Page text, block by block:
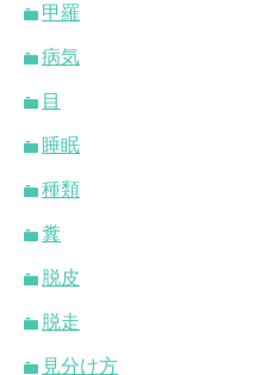
甲羅
病気
目
睡眠
種類
糞
脱皮
脱走
見分け方